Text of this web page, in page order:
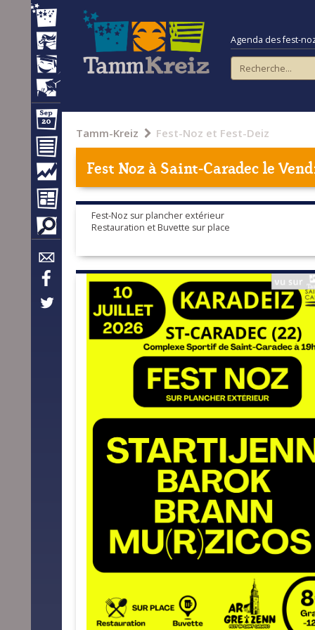
Agenda des fest-
Tamm-Kreiz Fest-Noz et Fest-Deiz
Fest Noz àSaint-Caradecle
Fest-Noz sur plancher extérieur
Restauration et Buvette sur place